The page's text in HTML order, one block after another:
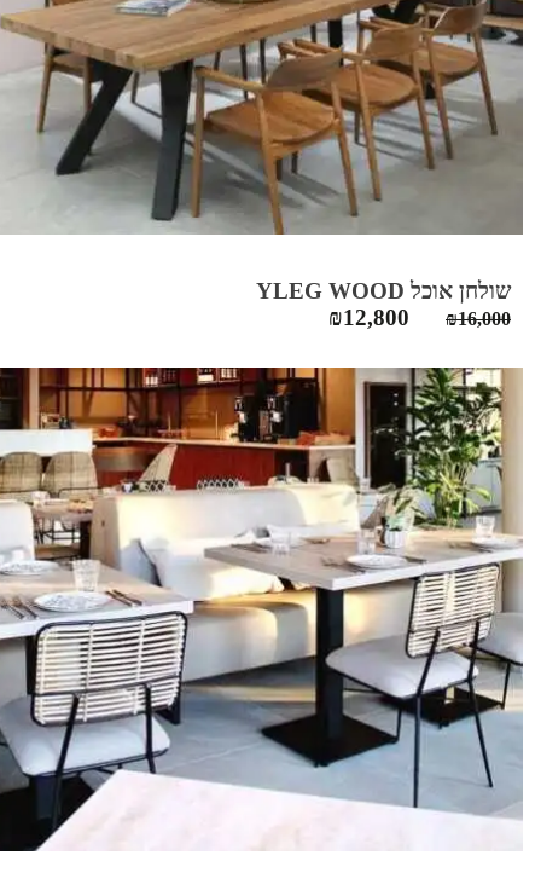
שולחן אוכל YLEG WOOD
₪16,000
המחיר
היה:
₪16,000.
₪12,800
הוא:
₪12,800.